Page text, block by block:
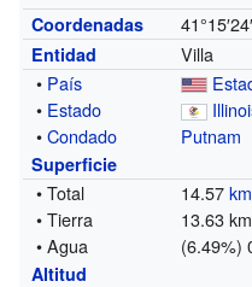
Coordenadas
Entidad
Villa
• País
• Estado
•Condado Putnam
Superficie
• Total 14.57
• Tierra
13.63
• Agua
(6.49%)
Altitud